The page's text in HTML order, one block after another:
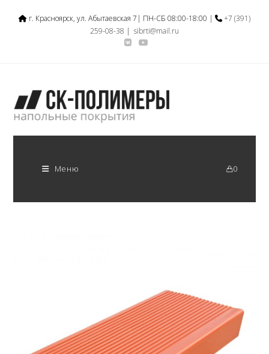
г. Красноярск, ул. Абытаевская 7| ПН-СБ 08:00-18:00 |
+7 (391)
259-08-38 | sibrti@mail.ru
0
Меню